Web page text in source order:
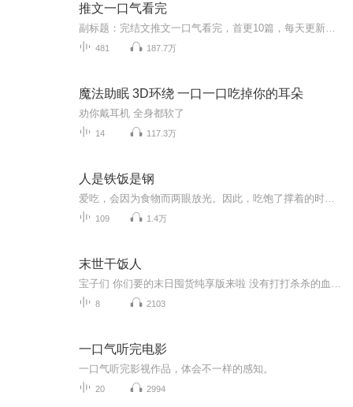
推文一口气看完
481 187.7万
魔法助眠 3D环绕 一口一口吃掉你的耳朵
劝你戴耳机 全身都软了
14 117.3万
人是铁饭是钢
109 1.4万
末世干饭人
8 2103
一口气听完电影
一口气听完影视作品，体会不一样的感知。
20 2994